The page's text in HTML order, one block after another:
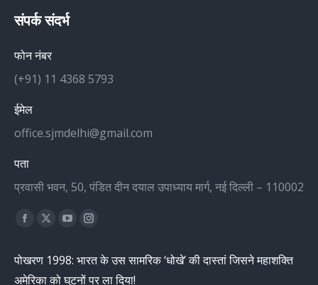
संपर्क संदर्भ
फोन नंबर
(+91) 11 4368 5793
ईमेल
office.sjmdelhi@gmail.com
पता
प्रवासी भवन, 50, पंडित दीन दयाल उपाध्याय मार्ग, नई दिल्ली – 110002
Find us on:
Facebook
opens
in
X
opens
in
YouTube
opens
in
Instagram
opens
in
पोखरण 1998: भारत के उस सामरिक ‘धोखे’ की दास्तां जिसने महाशक्ति
अमेरिका को घुटनों पर ला दिया!